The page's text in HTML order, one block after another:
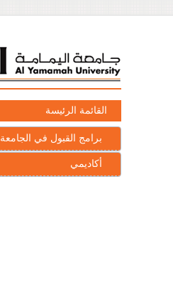
القائمة الرئيسة
برامج القبول في الجامعة
أكاديمي